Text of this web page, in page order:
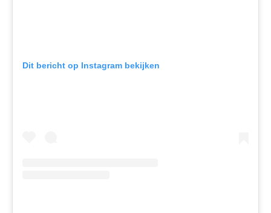
Dit bericht op Instagram bekijken